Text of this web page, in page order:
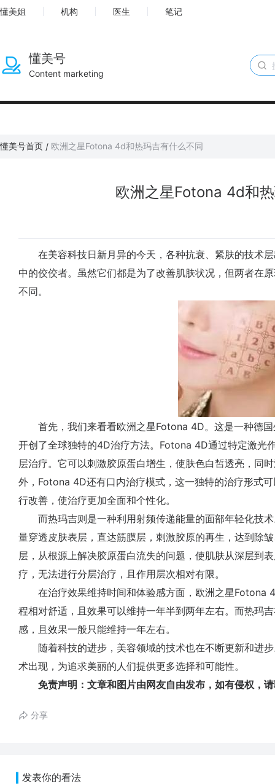
懂美姐 机构 医生 笔记
懂美号
Content marketing
懂美号首页 / 欧洲之星Fotona 4d和热玛吉有什么不同
欧洲之星Fotona 4d和
在美容科技日新月异的今天，各种抗衰、紧肤的技术
中的佼佼者。虽然它们都是为了改善肌肤状况，但两者在
不同。
首先，我们来看看欧洲之星Fotona 4D。这是一种德国
开创了全球独特的4D治疗方法。Fotona 4D通过特定激光
层治疗。它可以刺激胶原蛋白增生，使肤色白皙透亮，同
外，Fotona 4D还有口内治疗模式，这一独特的治疗形式
行改善，使治疗更加全面和个性化。
而热玛吉则是一种利用射频传递能量的面部年轻化技术
量穿透皮肤表层，直达筋膜层，刺激胶原的再生，达到除
层，从根源上解决胶原蛋白流失的问题，使肌肤从深层到
疗，无法进行分层治疗，且作用层次相对有限。
在治疗效果维持时间和体验感方面，欧洲之星Fotona
程相对舒适，且效果可以维持一年半到两年左右。而热玛
感，且效果一般只能维持一年左右。
随着科技的进步，美容领域的技术也在不断更新和进步
术出现，为追求美丽的人们提供更多选择和可能性。
免责声明：文章和图片由网友自由发布，如有侵权，请
分享
发表你的看法